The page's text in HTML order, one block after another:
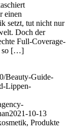
einen
setzt, tut nicht nur
Doch der
Full-Coverage-
so […]
Beauty-Guide-
Lippen-
2021-10-13
Produkte